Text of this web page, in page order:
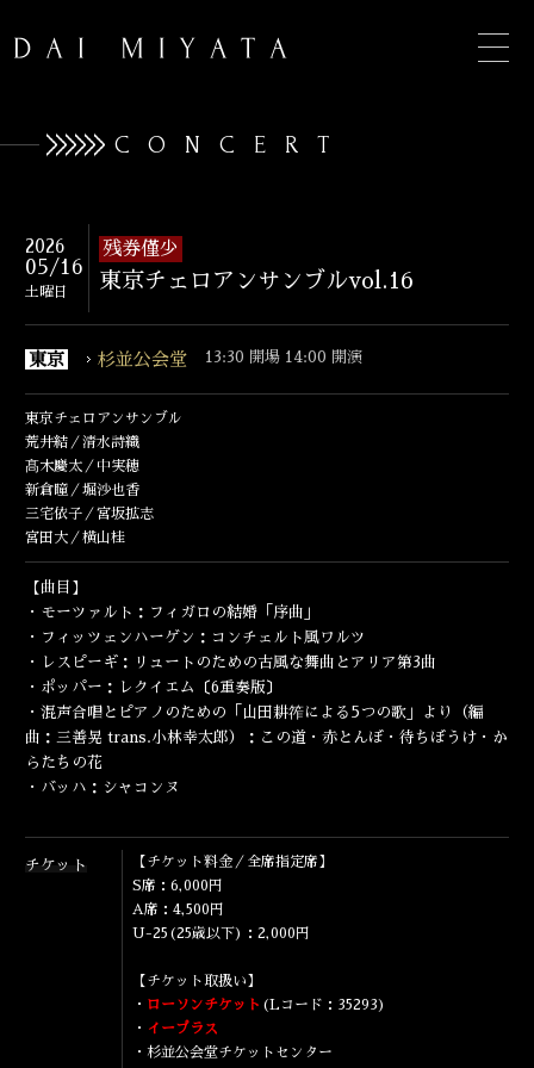
INFORMATION
CONCERT
DISCOGRAPHY
CONCERT
2026
05/16
土曜日
残券僅少
東京チェロアンサンブルvol.16
東京 杉並公会堂 13:30 開場 14:00 開演
東京チェロアンサンブル
荒井結／清水詩織
髙木慶太／中実穂
新倉瞳／堀沙也香
三宅依子／宮坂拡志
宮田大／横山桂
【曲目】
・モーツァルト：フィガロの結婚「序曲」
・フィッツェンハーゲン：コンチェルト風ワルツ
・レスピーギ：リュートのための古風な舞曲とアリア第3曲
・ポッパー：レクイエム〔6重奏版〕
・混声合唱とピアノのための「山田耕筰による5つの歌」より（編
曲：三善晃 trans.小林幸太郎）：この道・赤とんぼ・待ちぼうけ・か
らたちの花
・バッハ：シャコンヌ
チケット
【チケット料金／全席指定席】
S席：6,000円
A席：4,500円
U-25(25歳以下)：2,000円
【チケット取扱い】
・ ローソンチケット (Lコード：35293)
・ イープラス
・杉並公会堂チケットセンター